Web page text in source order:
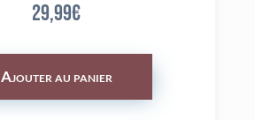
29,99€
Ajouter au panier